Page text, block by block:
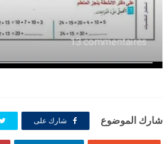
شارك الموضوع شارك على